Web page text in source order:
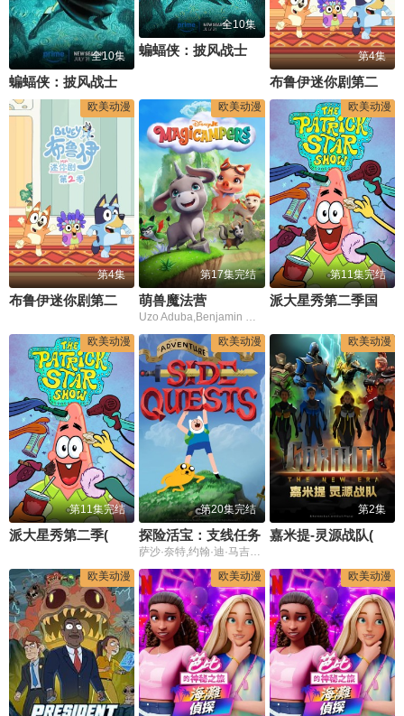
全10集
全10集
第4集
布鲁伊迷你剧第二季(英文版)
欧美动漫
第4集
欧美动漫
第17集完结
萌兽魔法营
Uzo Aduba,Benjamin Mackey,Mason Blomberg
欧美动漫
第11集完结
欧美动漫
第11集完结
欧美动漫
第20集完结
探险活宝：支线任务
萨沙·奈特,约翰·迪·马吉欧,汤姆·肯尼,海登·瓦尔希,奥利维亚·奥尔森,杨泫贞
欧美动漫
第2集
嘉米提-灵源战队​(英文版)
欧美动漫 欧美动漫 欧美动漫